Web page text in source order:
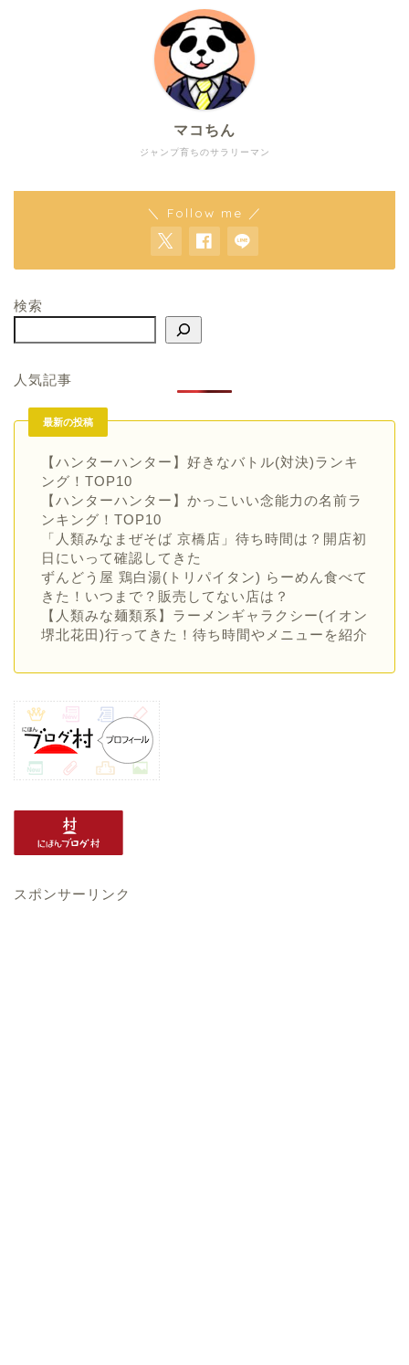
ジャンプ育ちのサラリーマン
マコちん
＼ Follow me ／
検索
人気記事
最新の投稿
【ハンターハンター】好きなバトル(対決)ランキ
ング！TOP10
【ハンターハンター】かっこいい念能力の名前ラ
ンキング！TOP10
「人類みなまぜそば 京橋店」待ち時間は？開店初
日にいって確認してきた
ずんどう屋 鶏白湯(トリパイタン) らーめん食べて
きた！いつまで？販売してない店は？
【人類みな麺類系】ラーメンギャラクシー(イオン
堺北花田)行ってきた！待ち時間やメニューを紹介
スポンサーリンク